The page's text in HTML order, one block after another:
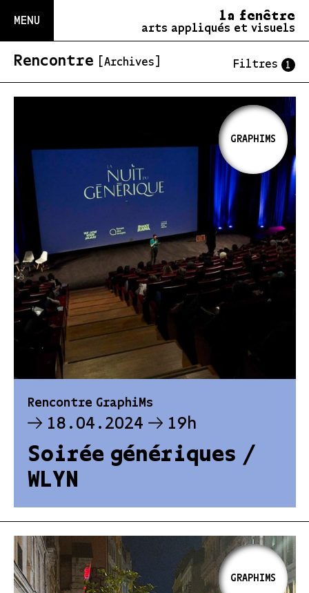
MENU la fenêtre
arts appliqués et visuels
Rencontre [Archives] Filtres 1
Rencontre GraphiMs
18.04.2024 19h
Soirée génériques /
WLYN
GRAPHIMS
GRAPHIMS